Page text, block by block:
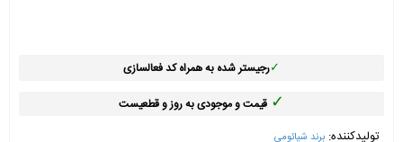
✓رجیستر شده به همراه کد فعالسازی
✓ قیمت و موجودی به روز و قطعیست
تولیدکننده: برند شیائومی